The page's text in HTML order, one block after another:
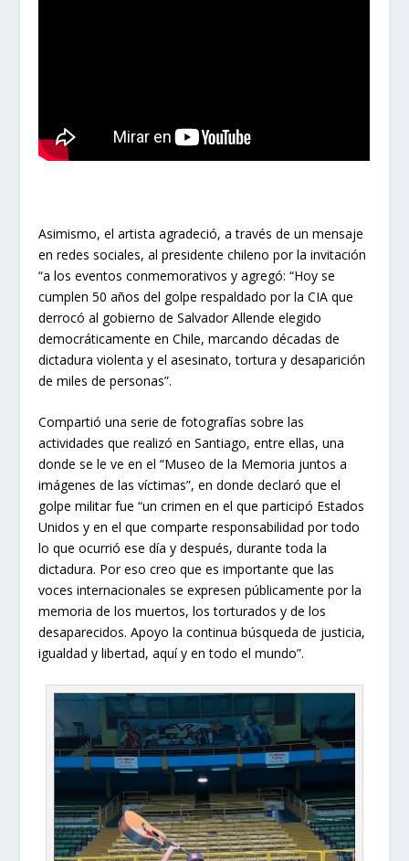
Asimismo, el artista agradeció, a través de un mensaje
en redes sociales, al presidente chileno por la invitación
“a los eventos conmemorativos y agregó: “Hoy se
cumplen 50 años del golpe respaldado por la CIA que
derrocó al gobierno de Salvador Allende elegido
democráticamente en Chile, marcando décadas de
dictadura violenta y el asesinato, tortura y desaparición
de miles de personas”.
Compartió una serie de fotografías sobre las
actividades que realizó en Santiago, entre ellas, una
donde se le ve en el “Museo de la Memoria juntos a
imágenes de las víctimas”, en donde declaró que el
golpe militar fue “un crimen en el que participó Estados
Unidos y en el que comparte responsabilidad por todo
lo que ocurrió ese día y después, durante toda la
dictadura. Por eso creo que es importante que las
voces internacionales se expresen públicamente por la
memoria de los muertos, los torturados y de los
desaparecidos. Apoyo la continua búsqueda de justicia,
igualdad y libertad, aquí y en todo el mundo”.